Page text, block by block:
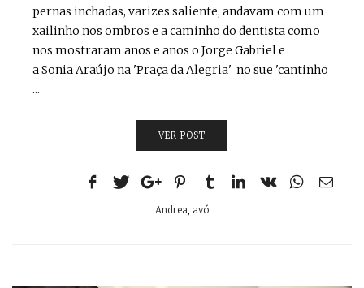
pernas inchadas, varizes saliente, andavam com um
xailinho nos ombros e a caminho do dentista como
nos mostraram anos e anos o Jorge Gabriel e
a Sonia Araújo na 'Praça da Alegria' no sue 'cantinho
...
VER POST
Andrea, avó